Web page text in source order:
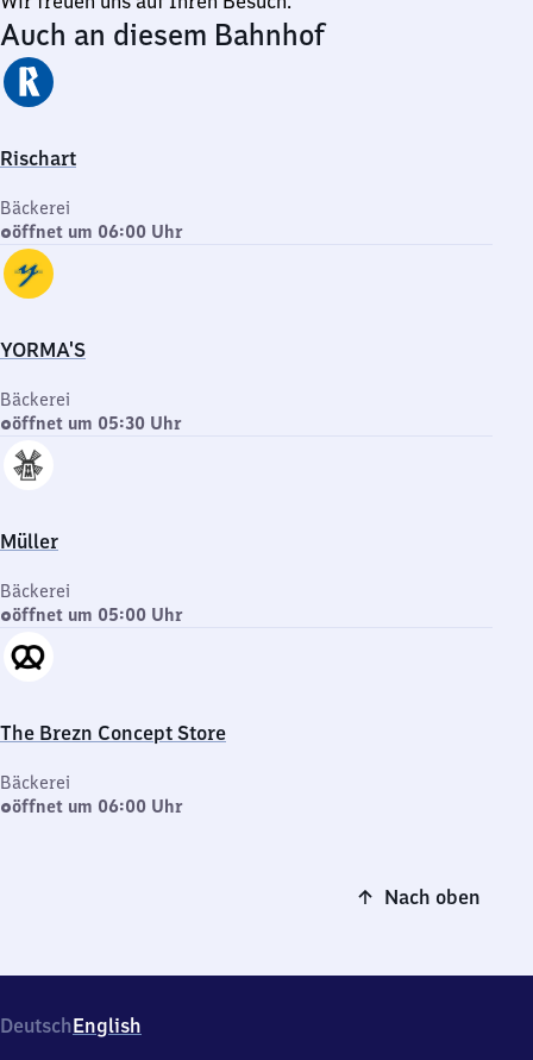
Auch an diesem Bahnhof
Rischart
Bäckerei
öffnet um 06:00 Uhr
YORMA'S
Bäckerei
öffnet um 05:30 Uhr
Müller
Bäckerei
öffnet um 05:00 Uhr
The Brezn Concept Store
Bäckerei
öffnet um 06:00 Uhr
Nach oben
DeutschEnglish